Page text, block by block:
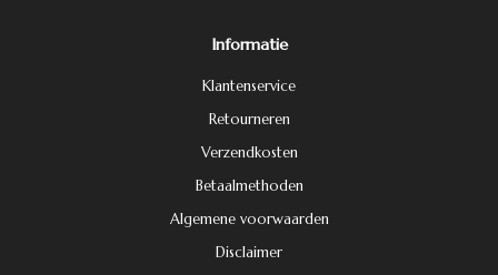
Informatie
Klantenservice
Retourneren
Verzendkosten
Betaalmethoden
Algemene voorwaarden
Disclaimer